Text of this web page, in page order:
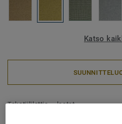
Katso
Tekstiililattia – laatat